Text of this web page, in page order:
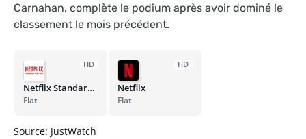
Carnahan, complète le podium après avoir dominé le
classement le mois précédent.
HD
Netflix Standard with Ads
Flat
HD
Netflix
Flat
Source: JustWatch